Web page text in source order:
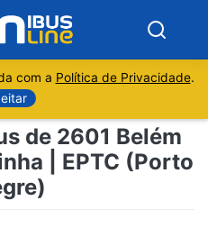
com a Política de Privacidade.
de 2601 Belém
| EPTC (Porto